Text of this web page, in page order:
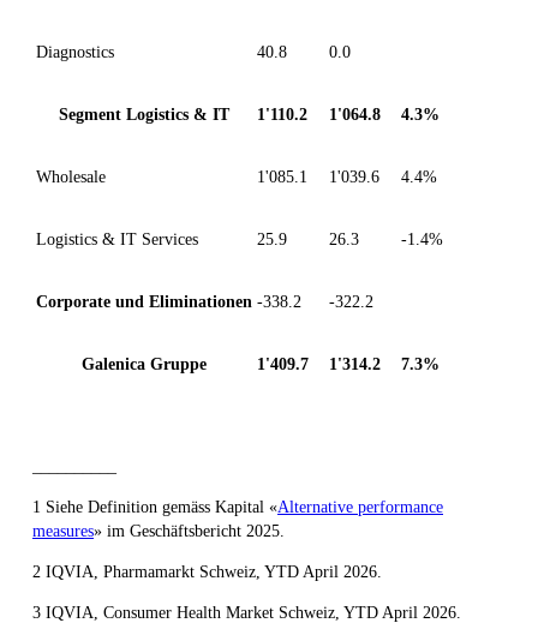
Diagnostics 40.8 0.0
Segment Logistics & IT 1'110.2 1'064.8 4.3%
Wholesale 1'085.1 1'039.6 4.4%
Logistics & IT Services 25.9 26.3 -1.4%
Corporate und Eliminationen -338.2 -322.2
Galenica Gruppe 1'409.7 1'314.2 7.3%
1 Siehe Definition gemäss Kapital «Alternative performance
measures» im Geschäftsbericht 2025.
2 IQVIA, Pharmamarkt Schweiz, YTD April 2026.
3 IQVIA, Consumer Health Market Schweiz, YTD April 2026.